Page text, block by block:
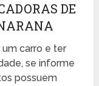
DE
carro e ter
se informe
possuem